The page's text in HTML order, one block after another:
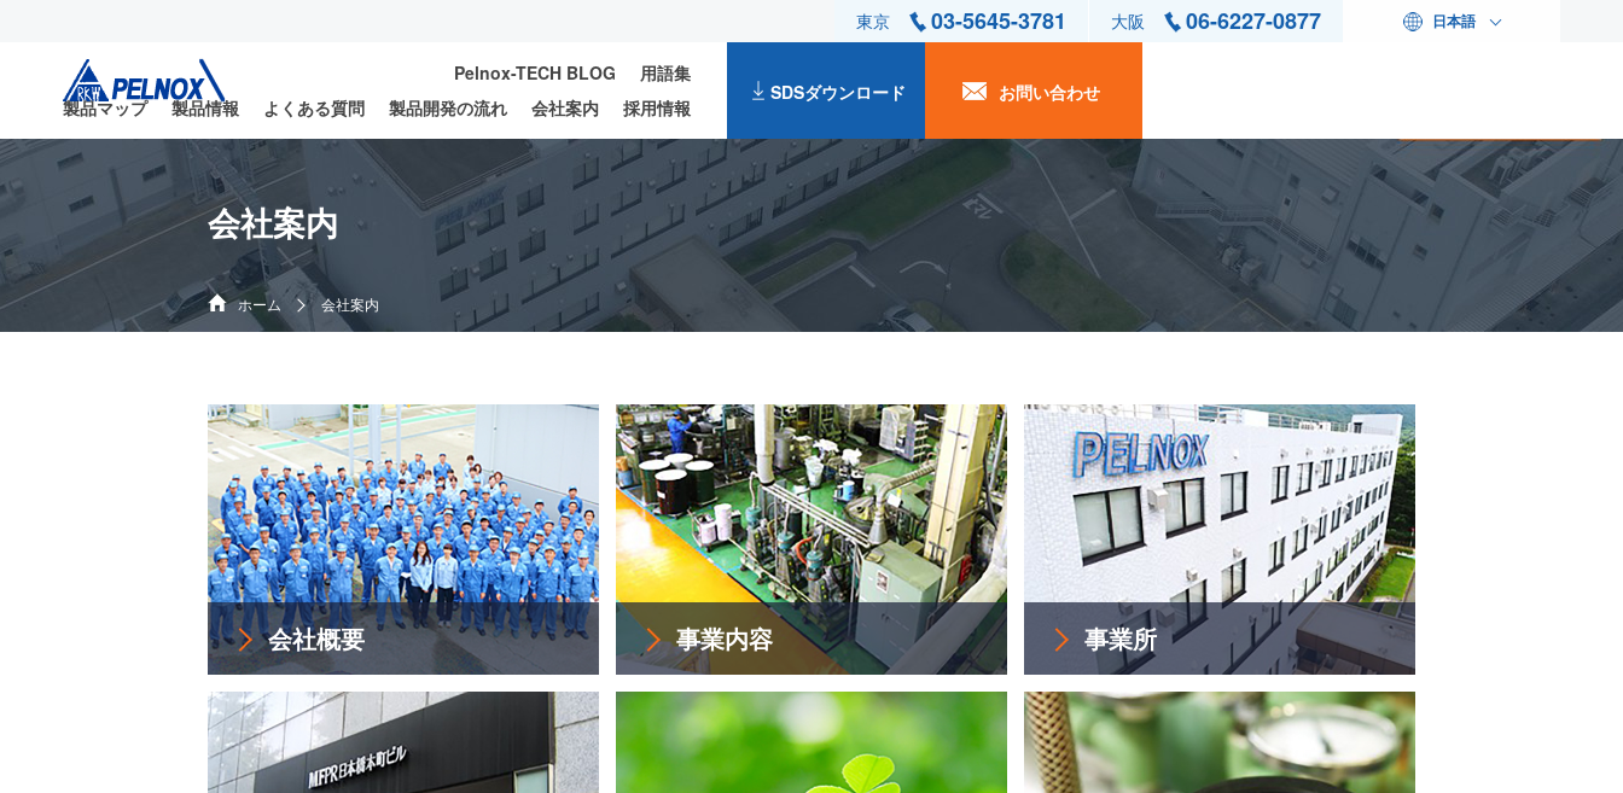
東京 03-5645-3781 大阪 06-6227-0877 日本語
Pelnox-TECH BLOG
用語集
製品マップ
製品情報 よくある質問 製品開発の流れ 会社案内 採用情報
SDSダウンロード お問い合わせ
会社案内
ホーム 会社案内
会社概要 事業内容 事業所